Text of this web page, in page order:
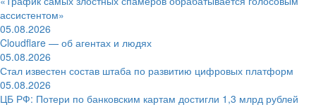
ассистентом»
05.08.2026
Cloudflare — об агентах и людях
05.08.2026
Стал известен состав штаба по развитию цифровых платформ
05.08.2026
ЦБ РФ: Потери по банковским картам достигли 1,3 млрд рублей